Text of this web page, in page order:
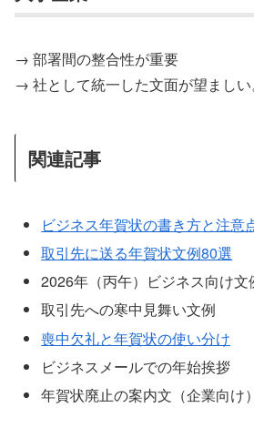
→ 部署間の整合性が重要
→ 社として統一した文面が望ましい
関連記事
ビジネス年賀状の書き方と注意
取引先に送る年賀状文例80選
2026年（丙午）ビジネス向け文
取引先への寒中見舞い文例
喪中欠礼と年賀状の使い分け
ビジネスメールでの年始挨拶
年賀状廃止の案内文（企業向け）